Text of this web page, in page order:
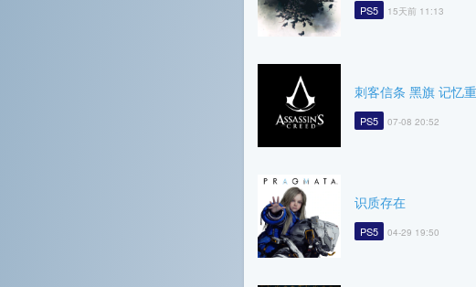
PS5 15天前 11:13
刺客信条 黑旗 记忆
PS5 07-08 20:52
识质存在
PS5 04-29 19:50